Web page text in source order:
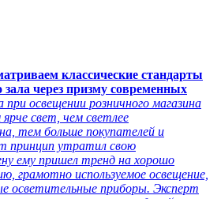
классические стандарты
зала через призму современных
при освещении розничного магазина
свет, чем светлее
тем больше покупателей и
принцип утратил свою
ему пришел тренд на хорошо
грамотно используемое освещение,
осветительные приборы. Эксперт